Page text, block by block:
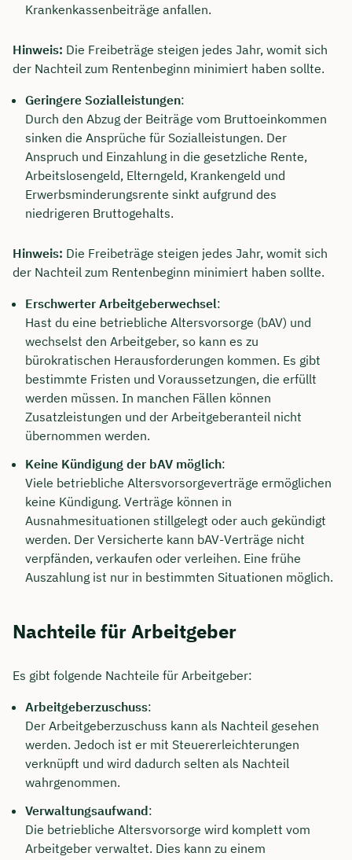
Krankenkassenbeiträge anfallen.
Hinweis: Die Freibeträge steigen jedes Jahr, womit sich
der Nachteil zum Rentenbeginn minimiert haben sollte.
Geringere Sozialleistungen:
Durch den Abzug der Beiträge vom Bruttoeinkommen
sinken die Ansprüche für Sozialleistungen. Der
Anspruch und Einzahlung in die gesetzliche Rente,
Arbeitslosengeld, Elterngeld, Krankengeld und
Erwerbsminderungsrente sinkt aufgrund des
niedrigeren Bruttogehalts.
Hinweis: Die Freibeträge steigen jedes Jahr, womit sich
der Nachteil zum Rentenbeginn minimiert haben sollte.
Erschwerter Arbeitgeberwechsel:
Hast du eine betriebliche Altersvorsorge (bAV) und
wechselst den Arbeitgeber, so kann es zu
bürokratischen Herausforderungen kommen. Es gibt
bestimmte Fristen und Voraussetzungen, die erfüllt
werden müssen. In manchen Fällen können
Zusatzleistungen und der Arbeitgeberanteil nicht
übernommen werden.
Keine Kündigung der bAV möglich:
Viele betriebliche Altersvorsorgeverträge ermöglichen
keine Kündigung. Verträge können in
Ausnahmesituationen stillgelegt oder auch gekündigt
werden. Der Versicherte kann bAV-Verträge nicht
verpfänden, verkaufen oder verleihen. Eine frühe
Auszahlung ist nur in bestimmten Situationen möglich.
Nachteile für Arbeitgeber
Es gibt folgende Nachteile für Arbeitgeber:
Arbeitgeberzuschuss:
Der Arbeitgeberzuschuss kann als Nachteil gesehen
werden. Jedoch ist er mit Steuererleichterungen
verknüpft und wird dadurch selten als Nachteil
wahrgenommen.
Verwaltungsaufwand:
Die betriebliche Altersvorsorge wird komplett vom
Arbeitgeber verwaltet. Dies kann zu einem